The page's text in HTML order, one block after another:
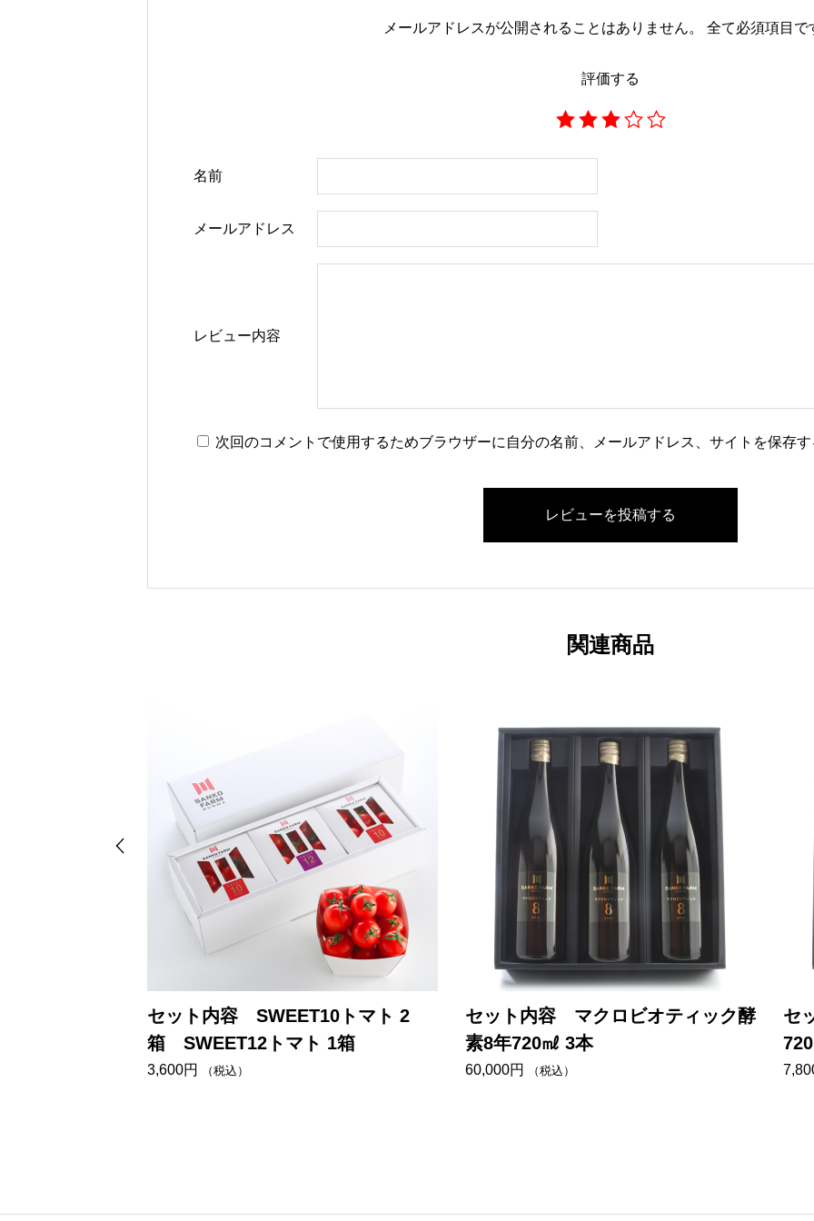
メールアドレスが公開されることはありません。 全て必須項目で
評価する
レビュー内容
名前
メールアドレス
次回のコメントで使用するためブラウザーに自分の名前、メールアドレス、サイトを保存
関連商品
セット内容 SWEET10トマト 2
箱 SWEET12トマト 1箱
3,600円 （税込）
セット内容 マクロビオティック酵
素8年720㎖ 3本
60,000円 （税込）
セ
ー